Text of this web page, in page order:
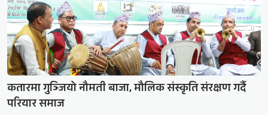
कतारमा गुञ्जियो नौमती बाजा, मौलिक संस्कृति संरक्षण गर्दै
परियार समाज